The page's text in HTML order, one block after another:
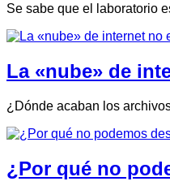
Se sabe que el laboratorio
La «nube» de
¿Dónde acaban los
¿Por qué no